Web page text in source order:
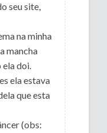
seu site,
na minha
mancha
ela doi.
ela estava
que esta
(obs: